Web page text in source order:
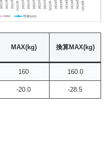
MAX(kg) 換算MAX(kg)
160 160.0
-20.0 -28.5